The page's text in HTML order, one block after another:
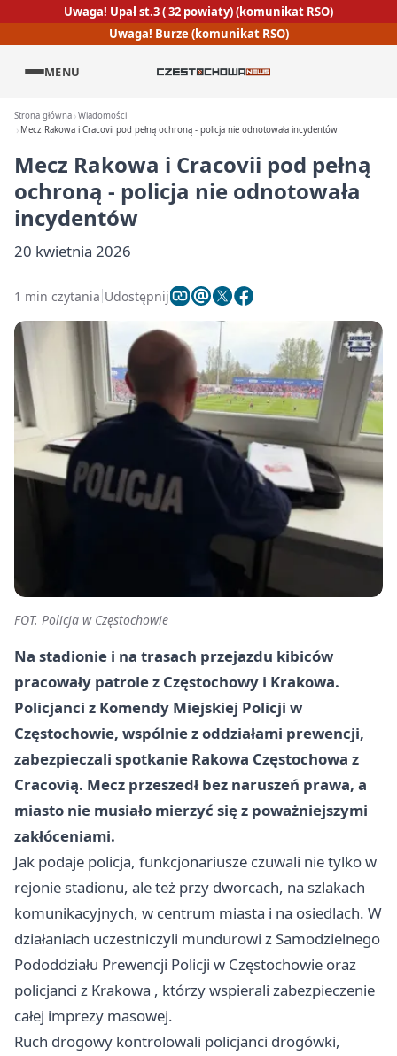
Uwaga! Upał st.3 ( 32 powiaty) (komunikat RSO)
Uwaga! Burze (komunikat RSO)
MENU
Strona główna Wiadomości
Mecz Rakowa i Cracovii pod pełną ochroną - policja nie odnotowała incydentów
Mecz Rakowa i Cracovii pod pełną
ochroną - policja nie odnotowała
incydentów
20 kwietnia 2026
1 min czytania Udostępnij
FOT. Policja w Częstochowie
Na stadionie i na trasach przejazdu kibiców
pracowały patrole z Częstochowy i Krakowa.
Policjanci z Komendy Miejskiej Policji w
Częstochowie, wspólnie z oddziałami prewencji,
zabezpieczali spotkanie Rakowa Częstochowa z
Cracovią. Mecz przeszedł bez naruszeń prawa, a
miasto nie musiało mierzyć się z poważniejszymi
zakłóceniami.
Jak podaje policja, funkcjonariusze czuwali nie tylko w
rejonie stadionu, ale też przy dworcach, na szlakach
komunikacyjnych, w centrum miasta i na osiedlach. W
działaniach uczestniczyli mundurowi z Samodzielnego
Pododdziału Prewencji Policji w Częstochowie oraz
policjanci z Krakowa , którzy wspierali zabezpieczenie
całej imprezy masowej.
Ruch drogowy kontrolowali policjanci drogówki,